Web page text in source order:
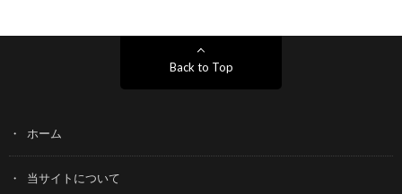
Back to Top
ホーム
当サイトについて